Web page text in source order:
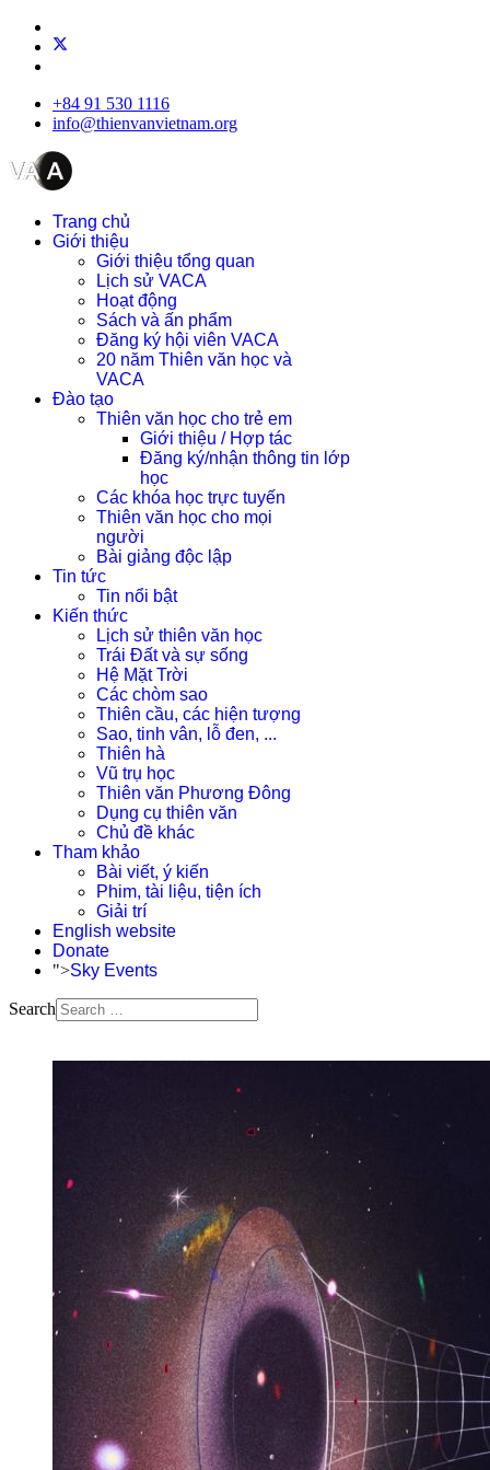
+84 91 530 1116
info@thienvanvietnam.org
Trang chủ
Giới thiệu
Giới thiệu tổng quan
Lịch sử VACA
Hoạt động
Sách và ấn phẩm
Đăng ký hội viên VACA
20 năm Thiên văn học và
VACA
Đào tạo
Thiên văn học cho trẻ em
Giới thiệu / Hợp tác
Đăng ký/nhận thông tin lớp
học
Các khóa học trực tuyến
Thiên văn học cho mọi
người
Bài giảng độc lập
Tin tức
Tin nổi bật
Kiến thức
Lịch sử thiên văn học
Trái Đất và sự sống
Hệ Mặt Trời
Các chòm sao
Thiên cầu, các hiện tượng
Sao, tinh vân, lỗ đen, ...
Thiên hà
Vũ trụ học
Thiên văn Phương Đông
Dụng cụ thiên văn
Chủ đề khác
Tham khảo
Bài viết, ý kiến
Phim, tài liệu, tiện ích
Giải trí
English website
Donate
">Sky Events
Search